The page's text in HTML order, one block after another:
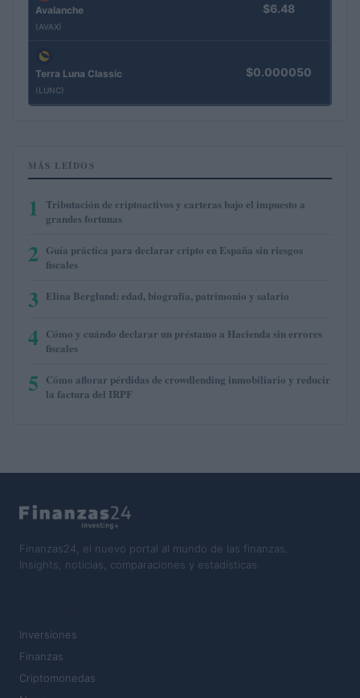
Avalanche
(AVAX)
$6.48
Terra Luna Classic
(LUNC)
$0.000050
MÁS LEÍDOS
1 Tributación de criptoactivos y carteras bajo el impuesto a
grandes fortunas
2 Guía práctica para declarar cripto en España sin riesgos
fiscales
3 Elina Berglund: edad, biografía, patrimonio y salario
4 Cómo y cuándo declarar un préstamo a Hacienda sin errores
fiscales
5 Cómo aflorar pérdidas de crowdlending inmobiliario y reducir
la factura del IRPF
Finanzas24, el nuevo portal al mundo de las finanzas.
Insights, noticias, comparaciones y estadísticas.
Inversiones
Finanzas
Criptomonedas